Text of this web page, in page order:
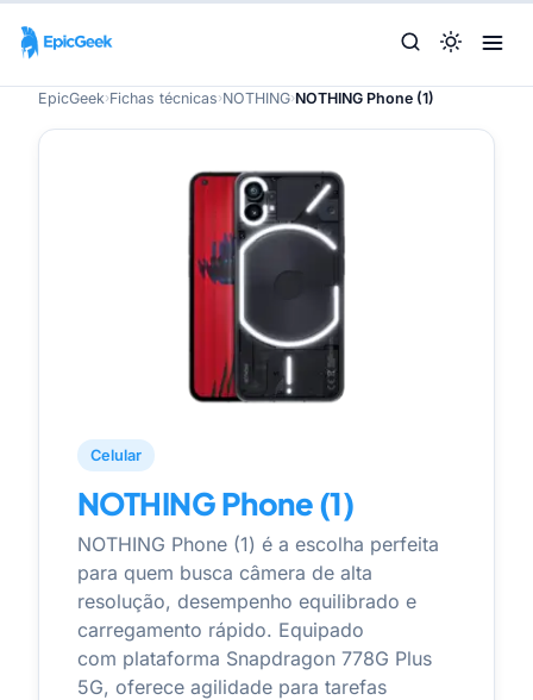
EpicGeek›Fichas técnicas›NOTHING›NOTHING Phone (1)
Celular
NOTHING Phone (1)
NOTHING Phone (1) é a escolha perfeita
para quem busca câmera de alta
resolução, desempenho equilibrado e
carregamento rápido. Equipado
com plataforma Snapdragon 778G Plus
5G, oferece agilidade para tarefas